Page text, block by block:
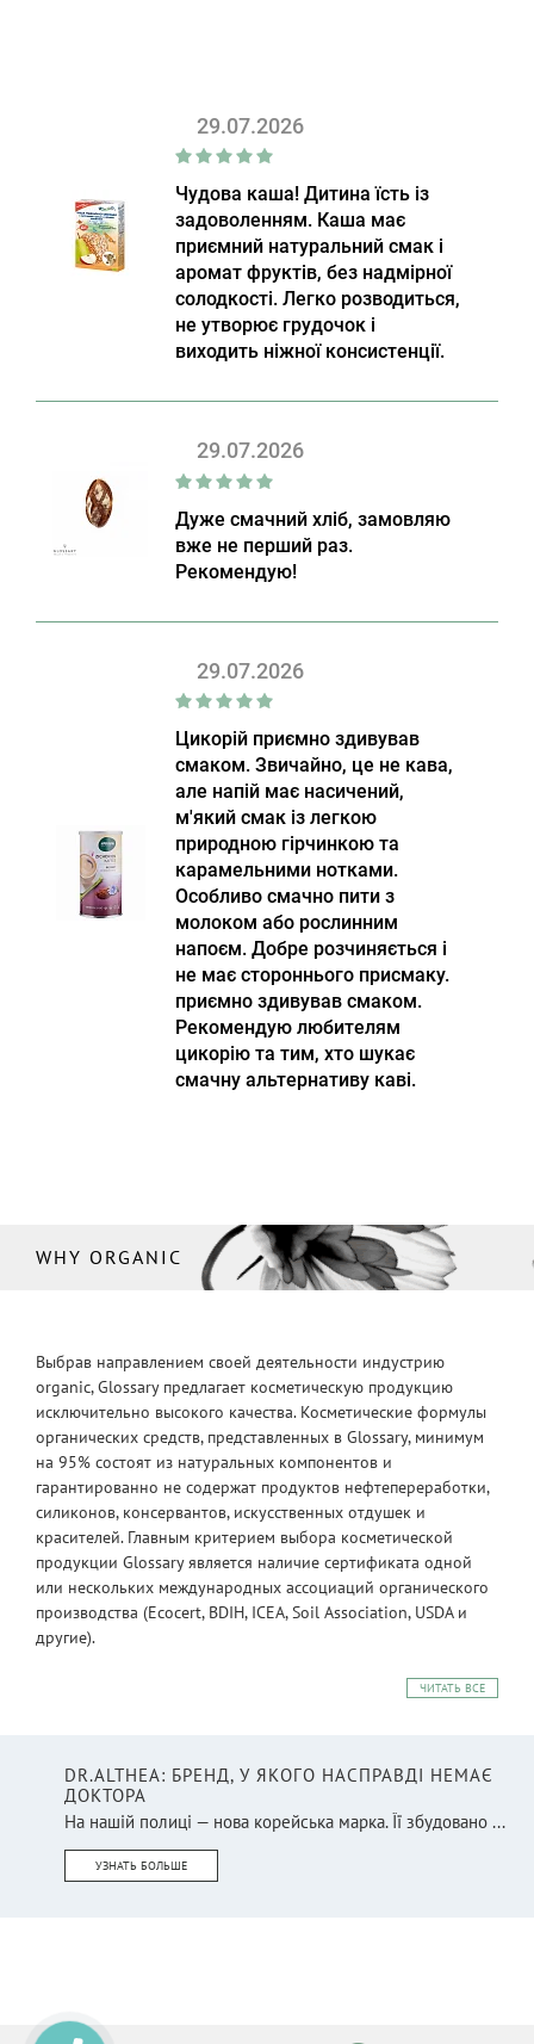
29.07.2026
Чудова каша! Дитина їсть із
задоволенням. Каша має
приємний натуральний смак і
аромат фруктів, без надмірної
солодкості. Легко розводиться,
не утворює грудочок і
виходить ніжної консистенції.
29.07.2026
Дуже смачний хліб, замовляю
вже не перший раз.
Рекомендую!
29.07.2026
Цикорій приємно здивував
смаком. Звичайно, це не кава,
але напій має насичений,
м'який смак із легкою
природною гірчинкою та
карамельними нотками.
Особливо смачно пити з
молоком або рослинним
напоєм. Добре розчиняється і
не має стороннього присмаку.
приємно здивував смаком.
Рекомендую любителям
цикорію та тим, хто шукає
смачну альтернативу каві.
WHY ORGANIC
Выбрав направлением своей деятельности индустрию
organic, Glossary предлагает косметическую продукцию
исключительно высокого качества. Косметические формулы
органических средств, представленных в Glossary, минимум
на 95% состоят из натуральных компонентов и
гарантированно не содержат продуктов нефтепереработки,
силиконов, консервантов, искусственных отдушек и
красителей. Главным критерием выбора косметической
продукции Glossary является наличие сертификата одной
или нескольких международных ассоциаций органического
производства (Ecocert, BDIH, ICEA, Soil Association, USDA и
другие).
ЧИТАТЬ ВСЕ
DR.ALTHEA: БРЕНД, У ЯКОГО НАСПРАВДІ НЕМАЄ
ДОКТОРА
На нашій полиці — нова корейська марка. Її збудовано ...
УЗНАТЬ БОЛЬШЕ